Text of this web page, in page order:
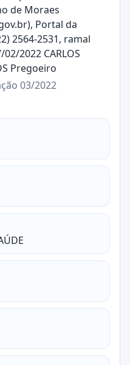
de Moraes
Portal da
2564-2531, ramal
2022 CARLOS
Pregoeiro
03/2022